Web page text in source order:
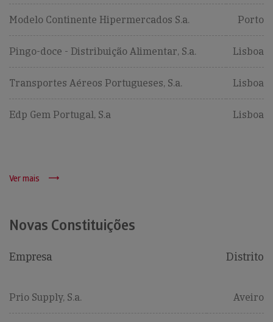
Modelo Continente Hipermercados S.a. Porto
Pingo-doce - Distribuição Alimentar, S.a. Lisboa
Transportes Aéreos Portugueses, S.a. Lisboa
Edp Gem Portugal, S.a Lisboa
Ver mais
Novas Constituições
Empresa Distrito
Prio Supply, S.a. Aveiro